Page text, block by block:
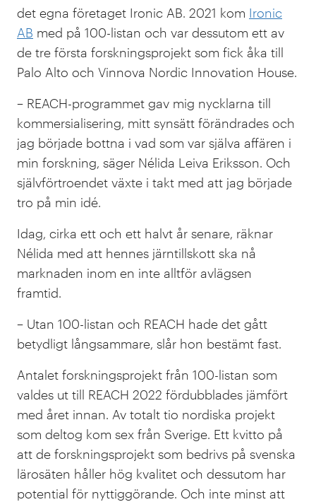
det egna företaget Ironic AB. 2021 kom Ironic
AB med på 100-listan och var dessutom ett av
de tre första forskningsprojekt som fick åka till
Palo Alto och Vinnova Nordic Innovation House.
– REACH-programmet gav mig nycklarna till
kommersialisering, mitt synsätt förändrades och
jag började bottna i vad som var själva affären i
min forskning, säger Nélida Leiva Eriksson. Och
självförtroendet växte i takt med att jag började
tro på min idé.
Idag, cirka ett och ett halvt år senare, räknar
Nélida med att hennes järntillskott ska nå
marknaden inom en inte alltför avlägsen
framtid.
– Utan 100-listan och REACH hade det gått
betydligt långsammare, slår hon bestämt fast.
Antalet forskningsprojekt från 100-listan som
valdes ut till REACH 2022 fördubblades jämfört
med året innan. Av totalt tio nordiska projekt
som deltog kom sex från Sverige. Ett kvitto på
att de forskningsprojekt som bedrivs på svenska
lärosäten håller hög kvalitet och dessutom har
potential för nyttiggörande. Och inte minst att